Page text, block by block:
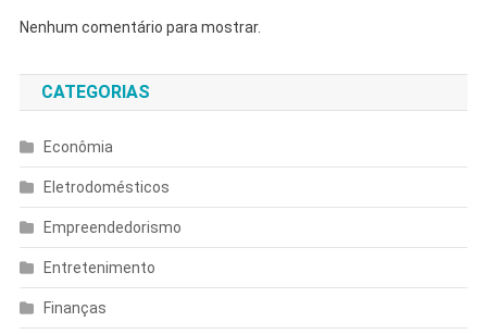
Nenhum comentário para mostrar.
CATEGORIAS
Econômia
Eletrodomésticos
Empreendedorismo
Entretenimento
Finanças